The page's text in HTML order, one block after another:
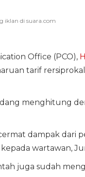
Office (PCO),
tarif
menghitung
dampak dari
wartawan,
juga sudah